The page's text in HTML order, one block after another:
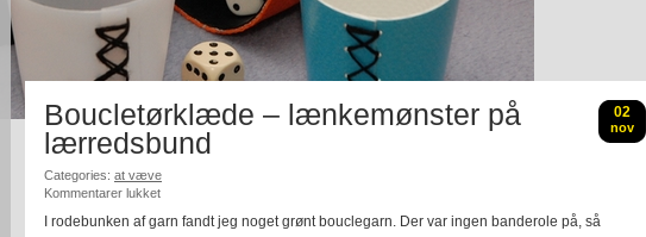
Boucletørklæde – lænkemønster på
lærredsbund
02
nov
Categories: at væve
Kommentarer lukkettil
–
I rodebunken af garn fandt jeg noget grønt bouclegarn. Der var ingen banderole på, så